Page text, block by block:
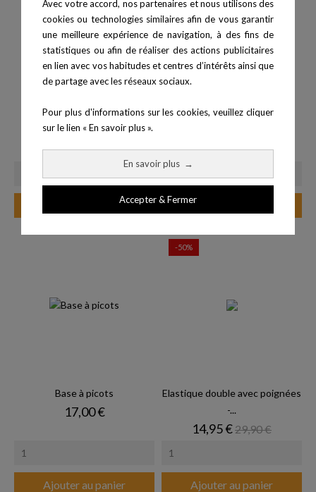
Avec votre accord, nos partenaires et nous utilisons des
cookies ou technologies similaires afin de vous garantir
une meilleure expérience de navigation, à des fins de
statistiques ou afin de réaliser des actions publicitaires
en lien avec vos habitudes et centres d’intérêts ainsi que
de partage avec les réseaux sociaux.
Pour plus d'informations sur les cookies, veuillez cliquer
sur le lien « En savoir plus ».
En savoir plus →
Accepter & Fermer
Coussin lombaire
Prix
25,00 €
Ajouter au panier
Prix
60,00 €
Ajouter au panier
Base à picots
Prix
17,00 €
Ajouter au panier
Elastique double avec poignées
-...
Prix
14,95 €Prix de base
29,90 €
Ajouter au panier
-50%